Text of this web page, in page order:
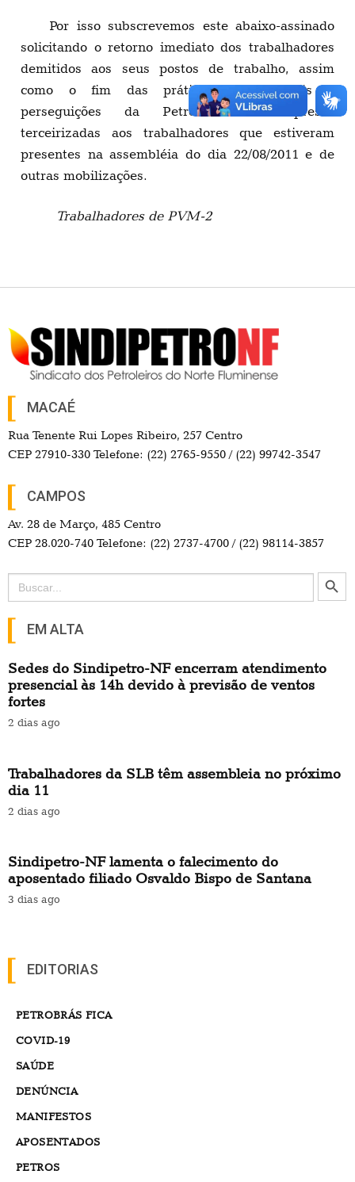
Por isso subscrevemos este abaixo-assinado
solicitando o retorno imediato dos trabalhadores
demitidos aos seus postos de trabalho, assim
como o fim das práticas antissindicais e
perseguições da Petrobrás e empresas
terceirizadas aos trabalhadores que estiveram
presentes na assembléia do dia 22/08/2011 e de
outras mobilizações.
Trabalhadores de PVM-2
MACAÉ
Rua Tenente Rui Lopes Ribeiro, 257 Centro
CEP 27910-330 Telefone: (22) 2765-9550 / (22) 99742-3547
CAMPOS
Av. 28 de Março, 485 Centro
CEP 28.020-740 Telefone: (22) 2737-4700 / (22) 98114-3857
Search
for:
Search Button
EM ALTA
Sedes do Sindipetro-NF encerram atendimento
presencial às 14h devido à previsão de ventos
fortes
2 dias ago
Trabalhadores da SLB têm assembleia no próximo
dia 11
2 dias ago
Sindipetro-NF lamenta o falecimento do
aposentado filiado Osvaldo Bispo de Santana
3 dias ago
EDITORIAS
PETROBRÁS FICA
COVID-19
SAÚDE
DENÚNCIA
MANIFESTOS
APOSENTADOS
PETROS